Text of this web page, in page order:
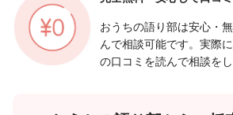
おうちの語り部は安心・
んで相談可能です。実際
の口コミを読んで相談をし